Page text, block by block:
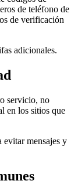
de teléfono de
de verificación
adicionales.
servicio, no
en los sitios que
evitar mensajes y